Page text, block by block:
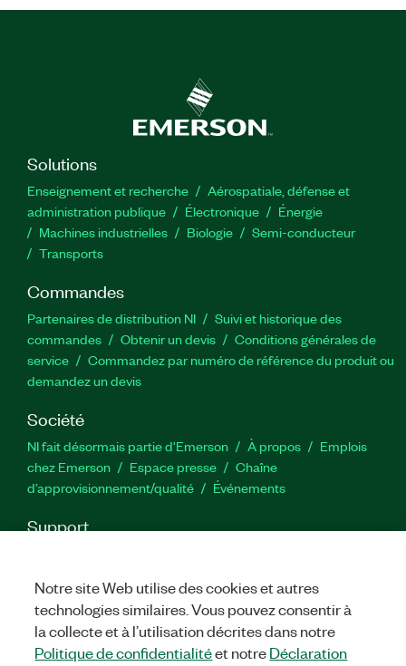
Solutions
Enseignement et recherche
Aérospatiale, défense et
administration publique
Électronique
Énergie​
Machines industrielles
Biologie
Semi-conducteur
Transports
Commandes
Partenaires de distribution NI
Suivi et historique des
commandes
Obtenir un devis
Conditions générales de
service
Commandez par numéro de référence du produit ou
demandez un devis
Société
NI fait désormais partie d'Emerson À propos
Emplois
chez Emerson
Espace presse
Chaîne
d’approvisionnement/qualité
Événements
Support
service
Commentaires sur le site
TwitterYouTube
Notre site Web utilise des cookies et autres
technologies similaires. Vous pouvez consentir à
la collecte et à l’utilisation décrites dans notre
Politique de confidentialitéet notreDéclaration